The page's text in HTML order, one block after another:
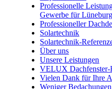
Professionelle
Gewerbe für Lüneburg
Professioneller
Solartechnik
Solartechnik-
Über uns
Unsere Leistungen
VELUX
Vielen Dank für Ihre
Weniger Bedachungen